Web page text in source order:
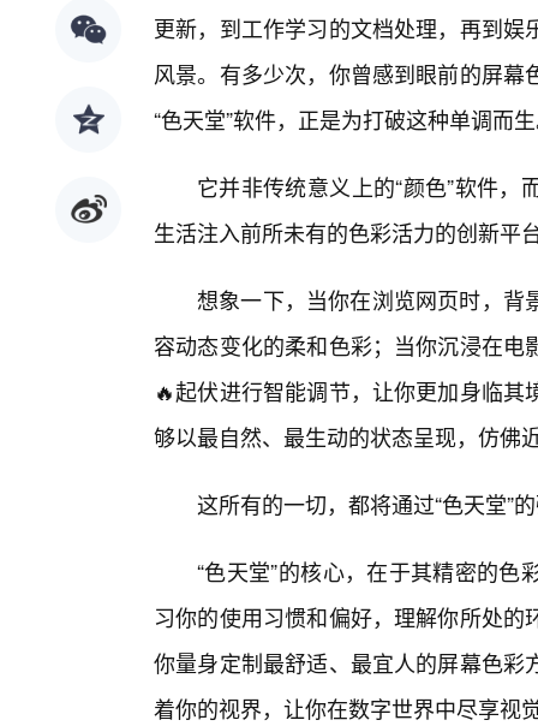
更新，到工作学习的文档处理，再到
风景。有多少次，你曾感到眼前的屏
“色天堂”软件，正是为打破这种单调而
它并非传统意义上的“颜色”软件
生活注入前所未有的色彩活力的创新平
想象一下，当你在浏览网页时，背
容动态变化的柔和色彩；当你沉浸在
🔥起伏进行智能调节，让你更加身临
够以最自然、最生动的状态呈现，仿佛
这所有的一切，都将通过“色天堂”
“色天堂”的核心，在于其精密的
习你的使用习惯和偏好，理解你所处
你量身定制最舒适、最宜人的屏幕色
着你的视界，让你在数字世界中尽享视